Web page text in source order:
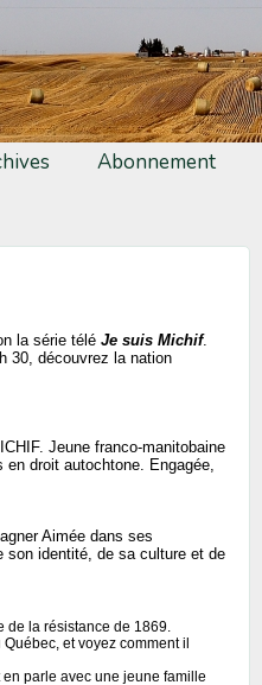
Abonnement
la série télé Je suis Michif.
30, découvrez la nation
Jeune franco-manitobaine
droit autochtone. Engagée,
Aimée dans ses
son identité, de sa culture et de
de la résistance de 1869.
et voyez comment il
parle avec une jeune famille